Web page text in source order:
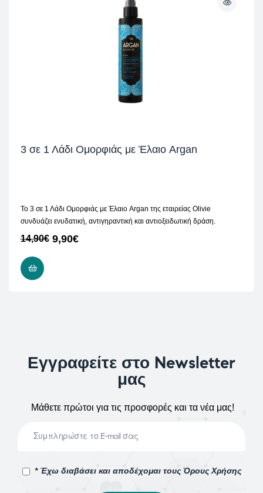
3 σε 1 Λάδι Ομορφιάς με Έλαιο Argan
To 3 σε 1 Λάδι Ομορφιάς με Έλαιο Argan της εταιρείας Olivie
συνδυάζει ενυδατική, αντιγηραντική και αντιοξειδωτική δράση.
14,90€ 9,90€
Εγγραφείτε στο Newsletter
μας
Μάθετε πρώτοι για τις προσφορές και τα νέα μας!
* Έχω διαβάσει και αποδέχομαι τους Όρους Χρήσης